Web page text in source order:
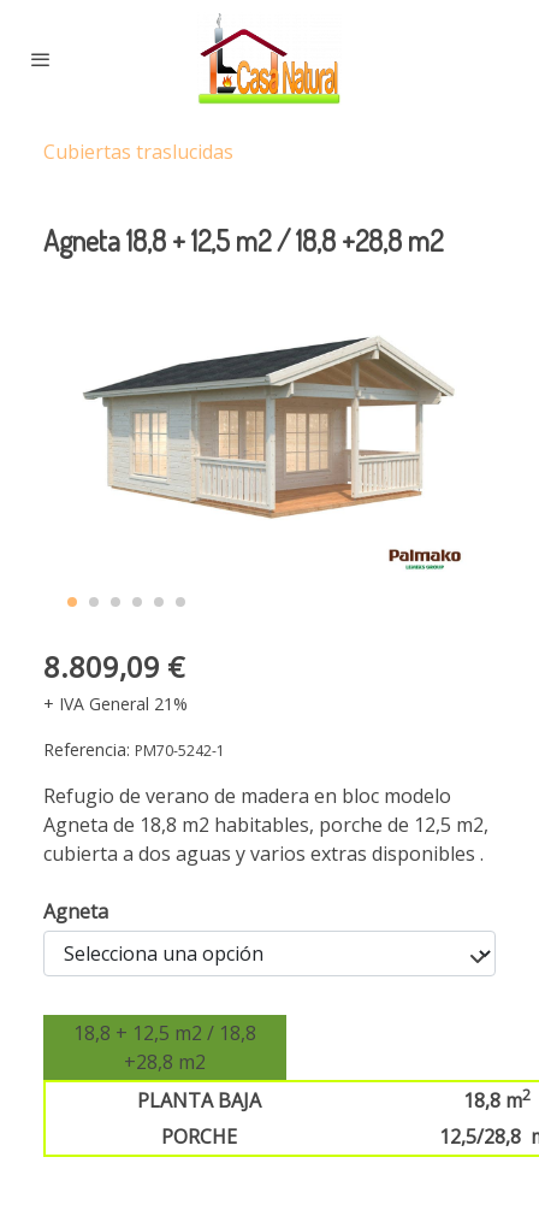
Cubiertas traslucidas
Agneta 18,8 + 12,5 m2 / 18,8 +28,8 m2
8.809,09 €
+ IVA General 21%
Referencia: PM70-5242-1
Refugio de verano de madera en bloc modelo
Agneta de 18,8 m2 habitables, porche de 12,5 m2,
cubierta a dos aguas y varios extras disponibles .
Agneta
18,8 + 12,5 m2 / 18,8
+28,8 m2
PLANTA BAJA
18,8 m2
PORCHE 12,5/28,8